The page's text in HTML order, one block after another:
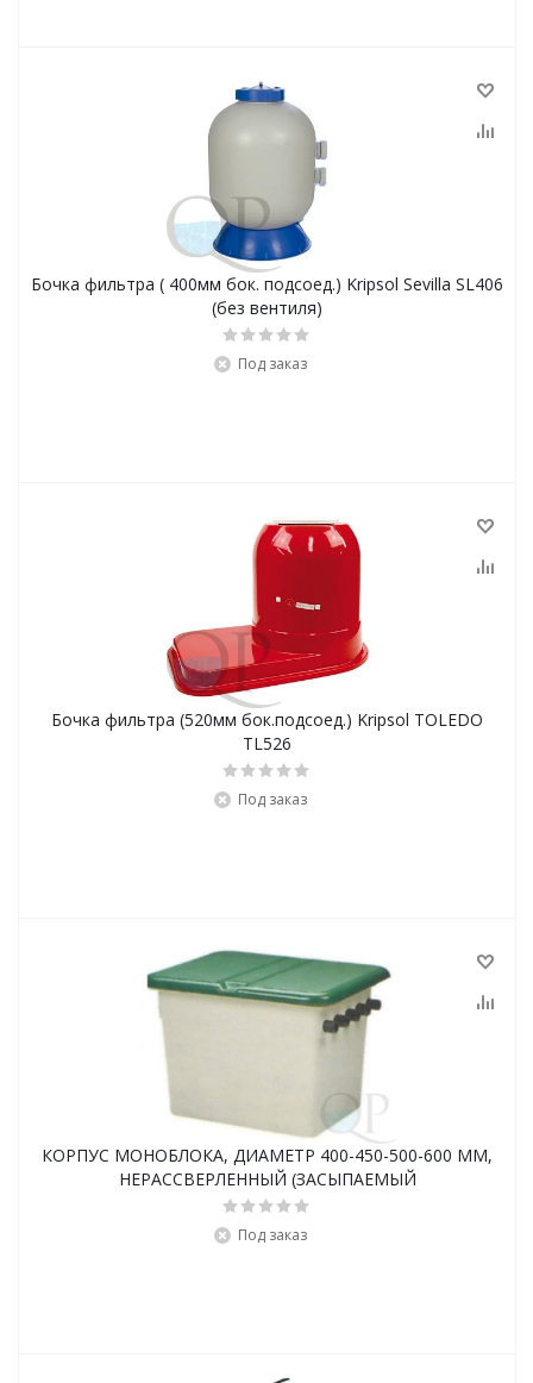
Бочка фильтра ( 400мм бок. подсоед.) Kripsol Sevilla SL406
(без вентиля)
Под заказ
Бочка фильтра (520мм бок.подсоед.) Kripsol TOLEDO
ТL526
Под заказ
КОРПУС МОНОБЛОКА, ДИАМЕТР 400-450-500-600 ММ,
НЕРАССВЕРЛЕННЫЙ (ЗАСЫПАЕМЫЙ
Под заказ